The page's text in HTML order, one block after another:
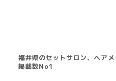
福井県のセットサロン、ヘア
掲載数No1